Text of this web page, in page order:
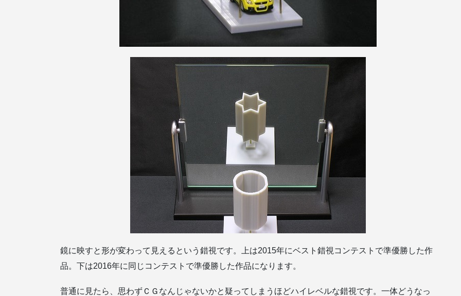
鏡に映すと形が変わって見えるという錯視です。上は2015年にベスト錯視コンテストで準優勝した作
品。下は2016年に同じコンテストで準優勝した作品になります。
普通に見たら、思わずＣＧなんじゃないかと疑ってしまうほどハイレベルな錯視です。一体どうなっ